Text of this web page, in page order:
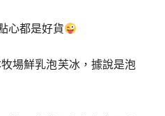
心都是好貨
場鮮乳泡芙冰，據說是泡